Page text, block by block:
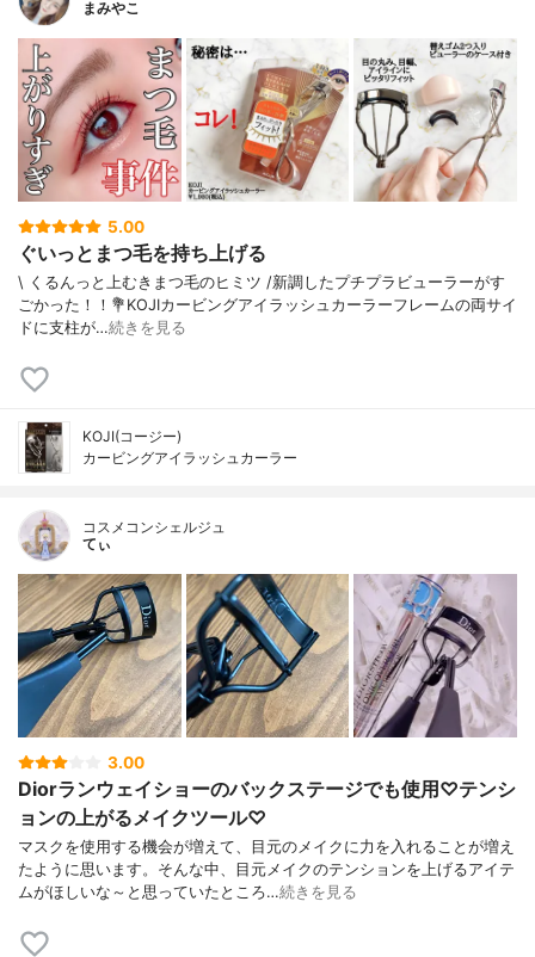
まみやこ
5.00
ぐいっとまつ毛を持ち上げる
\ くるんっと上むきまつ毛のヒミツ /⁡新調したプチプラビューラーがす
ごかった！！⁡⁡⁡💐KOJIカービングアイラッシュカーラー⁡⁡⁡フレームの両サイ
ドに支柱が…続きを見る
KOJI(コージー)
カービングアイラッシュカーラー
コスメコンシェルジュ
てぃ
3.00
Diorランウェイショーのバックステージでも使用♡テンシ
ョンの上がるメイクツール♡
マスクを使用する機会が増えて、目元のメイクに力を入れることが増え
たように思います。そんな中、目元メイクのテンションを上げるアイテ
ムがほしいな～と思っていたところ…続きを見る